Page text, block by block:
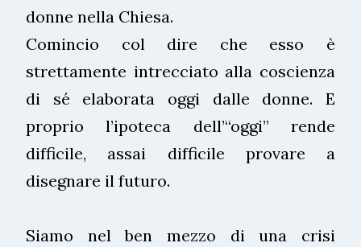
donne nella Chiesa.
Comincio col dire che esso è
strettamente intrecciato alla coscienza
di sé elaborata oggi dalle donne. E
proprio l’ipoteca dell’“oggi” rende
difficile, assai difficile provare a
disegnare il futuro.
Siamo nel ben mezzo di una crisi